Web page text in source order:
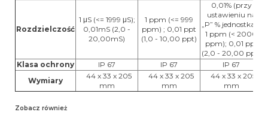
Rozdzielczość
1 μS (<= 1999 μS);
0,01mS (2,0 -
20,00mS)
1 ppm (<= 999
ppm) ; 0,01 ppt
(1,0 - 10,00 ppt)
0,01% (przy
ustawieniu na
„P” % jednostka) ;
1 ppm (< 2000
ppm); 0,01 ppt
(2,0 - 20,00 ppt)
Klasa ochrony
IP 67 IP 67
IP 67
Wymiary
44 x 33 x 205
mm
44 x 33 x 205
mm
44 x 33 x 205
mm
Zobacz również